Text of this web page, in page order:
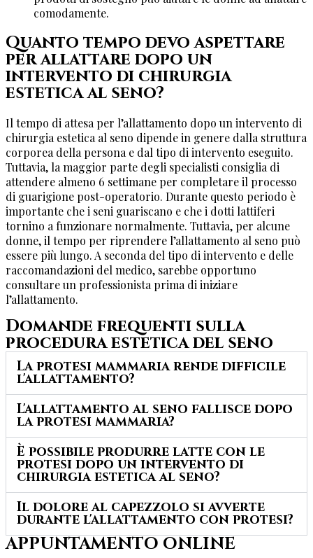
comodamente.
Quanto tempo devo aspettare
per allattare dopo un
intervento di chirurgia
estetica al seno?
Il tempo di attesa per l’allattamento dopo un intervento di
chirurgia estetica al seno dipende in genere dalla struttura
corporea della persona e dal tipo di intervento eseguito.
Tuttavia, la maggior parte degli specialisti consiglia di
attendere almeno 6 settimane per completare il processo
di guarigione post-operatorio. Durante questo periodo è
importante che i seni guariscano e che i dotti lattiferi
tornino a funzionare normalmente. Tuttavia, per alcune
donne, il tempo per riprendere l’allattamento al seno può
essere più lungo. A seconda del tipo di intervento e delle
raccomandazioni del medico, sarebbe opportuno
consultare un professionista prima di iniziare
l’allattamento.
Domande frequenti sulla
procedura estetica del seno
La protesi mammaria rende difficile
l'allattamento?
L'allattamento al seno fallisce dopo
la protesi mammaria?
È possibile produrre latte con le
protesi dopo un intervento di
chirurgia estetica al seno?
Il dolore al capezzolo si avverte
durante l'allattamento con protesi?
APPUNTAMENTO ONLINE